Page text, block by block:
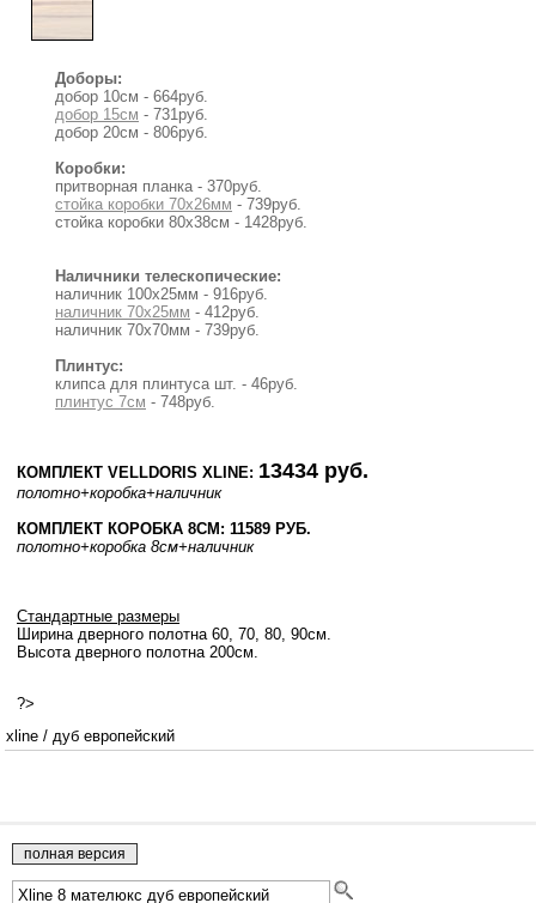
Доборы:
добор 10см - 664руб.
добор 15см - 731руб.
добор 20см - 806руб.
Коробки:
притворная планка - 370руб.
стойка коробки 70x26мм - 739руб.
стойка коробки 80x38см - 1428руб.
Наличники телескопические:
наличник 100х25мм - 916руб.
наличник 70х25мм - 412руб.
наличник 70х70мм - 739руб.
Плинтус:
клипса для плинтуса шт. - 46руб.
плинтус 7см - 748руб.
КОМПЛЕКТ VELLDORIS XLINE: 13434 руб.
полотно+коробка+наличник
КОМПЛЕКТ КОРОБКА 8СМ: 11589 РУБ.
полотно+коробка 8см+наличник
Стандартные размеры
Ширина дверного полотна 60, 70, 80, 90см.
Высота дверного полотна 200см.
?>
xline / дуб европейский